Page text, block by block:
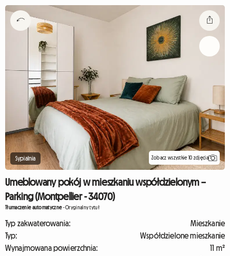
Sypialnia Zobacz wszystkie 10 zdjęcia
Umeblowany pokój w mieszkaniu współdzielonym –
Parking (Montpellier - 34070)
Tłumaczenie automatyczne-Oryginalny tytuł
Typ zakwaterowania:
Mieszkanie
Typ:
Współdzielone mieszkanie
Wynajmowana powierzchnia:
11 m²